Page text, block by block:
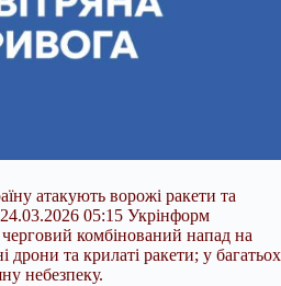
атакують ворожі ракети та
05:15 Укрінформ
черговий комбінований напад на
дрони та крилаті ракети; у багатьох
небезпеку.